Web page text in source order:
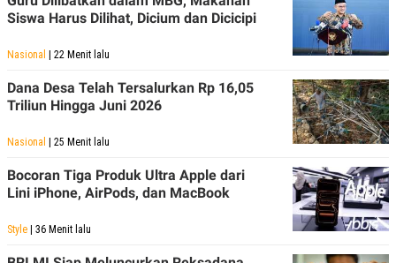
Siswa Harus Dilihat, Dicium dan Dicicipi
Nasional | 22 Menit lalu
Dana Desa Telah Tersalurkan Rp 16,05
Triliun Hingga Juni 2026
Nasional | 25 Menit lalu
Bocoran Tiga Produk Ultra Apple dari
Lini iPhone, AirPods, dan MacBook
Style | 36 Menit lalu